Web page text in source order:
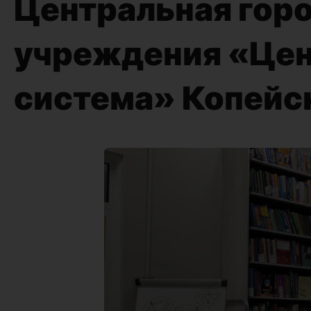
Центральная
учреждения
система»